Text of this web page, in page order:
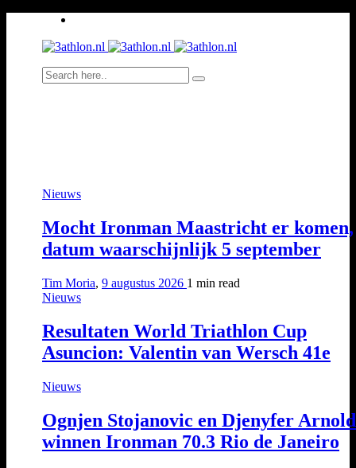
Nieuws
Mocht Ironman Maastricht er komen,
datum waarschijnlijk 5 september
Tim Moria, 9 augustus 2026 1 min read
Nieuws
Resultaten World Triathlon Cup
Asuncion: Valentin van Wersch 41e
Nieuws
Ognjen Stojanovic en Djenyfer Arnold
winnen Ironman 70.3 Rio de Janeiro